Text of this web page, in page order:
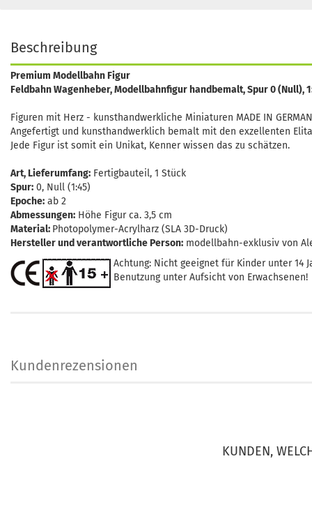
Beschreibung
Premium Modellbahn Figur
Feldbahn Wagenheber, Modellbahnfigur handbemalt, Spur 0 (Null),
Figuren mit Herz - kunsthandwerkliche Miniaturen MADE IN
Angefertigt und kunsthandwerklich bemalt mit den exzellenten
Jede Figur ist somit ein Unikat, Kenner wissen das zu schätzen.
Art, Lieferumfang: Fertigbauteil, 1 Stück
Spur: 0, Null (1:45)
Epoche: ab 2
Abmessungen: Höhe Figur ca. 3,5 cm
Material: Photopolymer-Acrylharz (SLA 3D-Druck)
Hersteller und verantwortliche Person: modellbahn-exklusiv von
Achtung: Nicht geeignet für Kinder unter 14
Benutzung unter Aufsicht von Erwachsenen!
Kundenrezensionen
KUNDEN,